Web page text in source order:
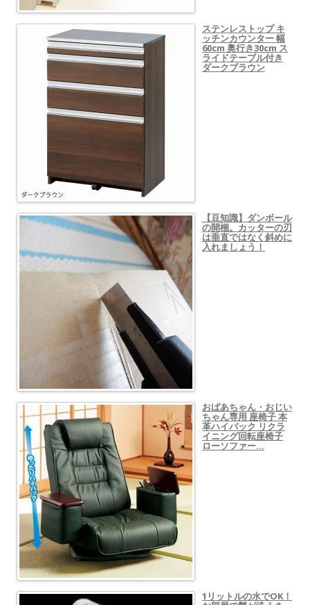
ステンレストップ キ
ッチンカウンター 幅
60cm 奥行き30cm ス
ライドテーブル付き
ダークブラウン
【豆知識】ダンボール
の開梱。カッターの刃
は垂直ではなく斜めに
入れましょう！
おばあちゃん・おじい
ちゃん専用 座椅子 本
革ハイバック リクラ
イニング回転座椅子
ローソファー…
1リットルの水でOK！